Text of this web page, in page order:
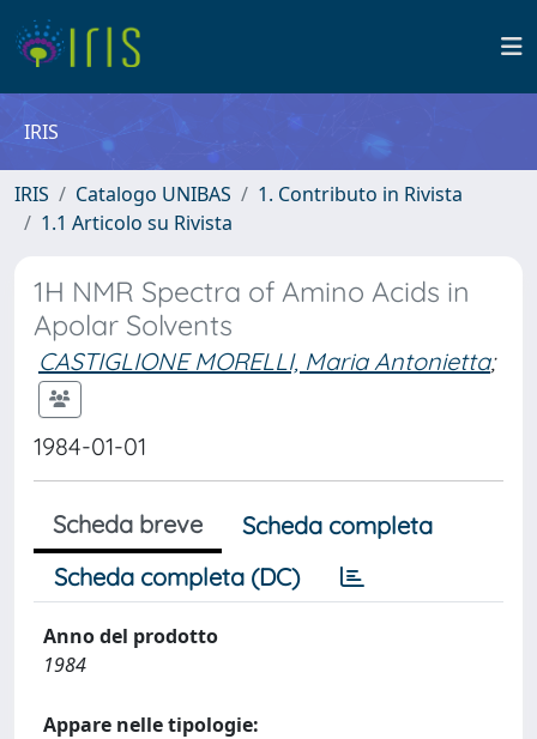
IRIS
IRIS Catalogo UNIBAS
1. Contributo in Rivista
1.1 Articolo su Rivista
1H NMR Spectra of Amino Acids in
Apolar Solvents
CASTIGLIONE MORELLI, Maria Antonietta;
1984-01-01
Scheda breve
Scheda completa
Scheda completa (DC)
Anno del prodotto
1984
Appare nelle tipologie: